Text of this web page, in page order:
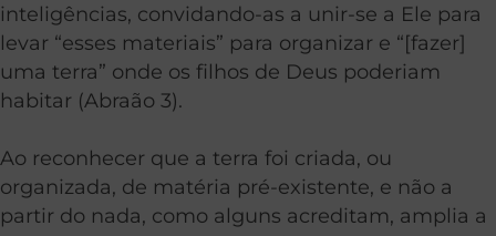
inteligências, convidando-as a unir-se a Ele para
levar “esses materiais” para organizar e “[fazer]
uma terra” onde os filhos de Deus poderiam
habitar (Abraão 3).
Ao reconhecer que a terra foi criada, ou
organizada, de matéria pré-existente, e não a
partir do nada, como alguns acreditam, amplia a